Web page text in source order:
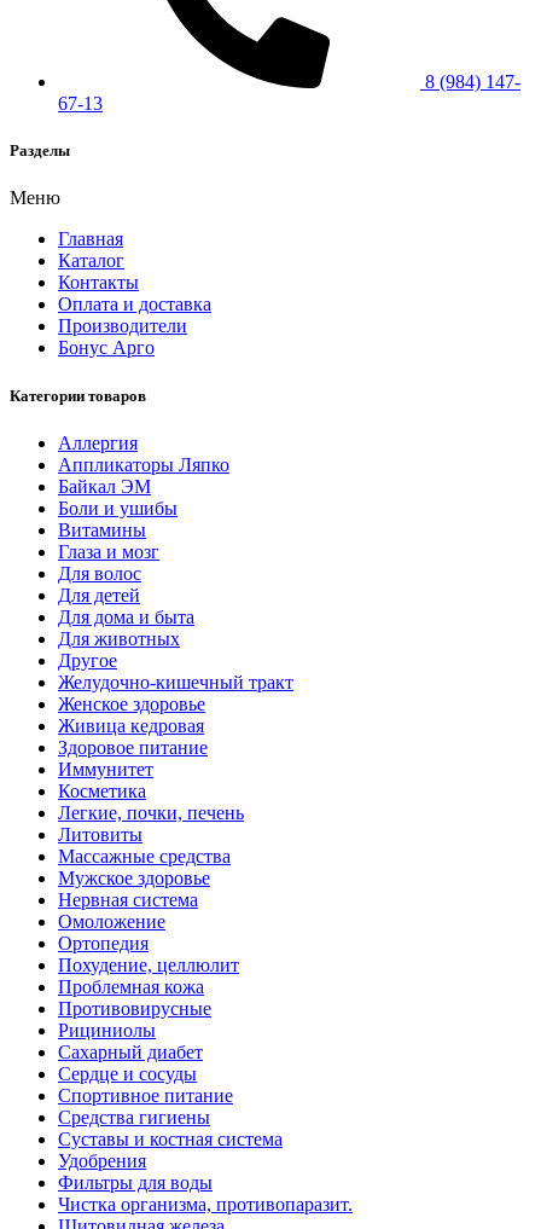
8 (984) 147-
67-13
Разделы
Меню
Главная
Каталог
Контакты
Оплата и доставка
Производители
Бонус Арго
Категории товаров
Аллергия
Аппликаторы Ляпко
Байкал ЭМ
Боли и ушибы
Витамины
Глаза и мозг
Для волос
Для детей
Для дома и быта
Для животных
Другое
Желудочно-кишечный тракт
Женское здоровье
Живица кедровая
Здоровое питание
Иммунитет
Косметика
Легкие, почки, печень
Литовиты
Массажные средства
Мужское здоровье
Нервная система
Омоложение
Ортопедия
Похудение, целлюлит
Проблемная кожа
Противовирусные
Рициниолы
Сахарный диабет
Сердце и сосуды
Спортивное питание
Средства гигиены
Суставы и костная система
Удобрения
Фильтры для воды
Чистка организма, противопаразит.